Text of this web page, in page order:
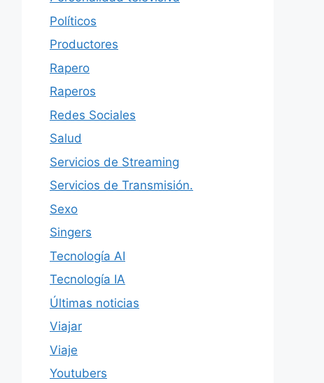
Políticos
Productores
Rapero
Raperos
Redes Sociales
Salud
Servicios de Streaming
Servicios de Transmisión.
Sexo
Singers
Tecnología AI
Tecnología IA
Últimas noticias
Viajar
Viaje
Youtubers